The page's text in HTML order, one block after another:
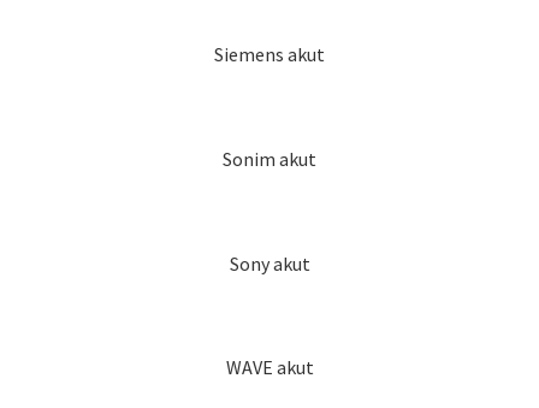
Siemens akut
Sonim akut
Sony akut
WAVE akut